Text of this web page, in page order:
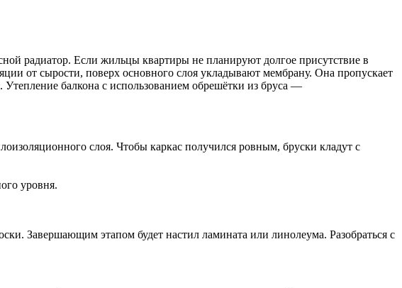
радиатор. Если жильцы квартиры не планируют долгое присутствие в
от сырости, поверх основного слоя укладывают мембрану. Она пропускает
Утепление балкона с использованием обрешётки из бруса —
слоя. Чтобы каркас получился ровным, бруски кладут с
уровня.
Завершающим этапом будет настил ламината или линолеума. Разобраться с